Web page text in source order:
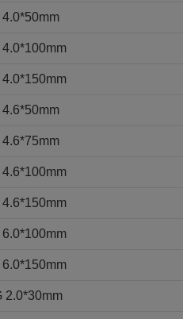
2.0*30mm